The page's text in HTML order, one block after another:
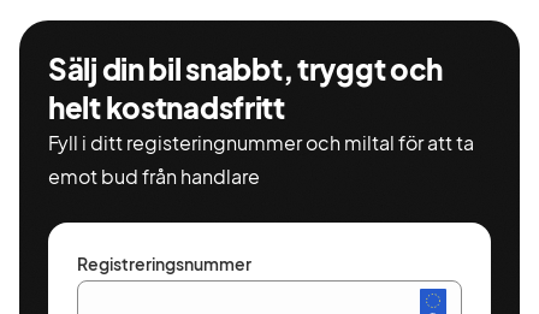
Sälj din bil snabbt, tryggt och
helt kostnadsfritt
Fyll i ditt registeringnummer och miltal för att ta
emot bud från handlare
Registreringsnummer